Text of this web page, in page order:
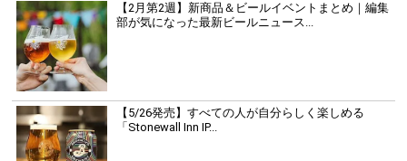
【2月第2週】新商品＆ビールイベントまとめ｜編集
部が気になった最新ビールニュース...
【5/26発売】すべての人が自分らしく楽しめる
「Stonewall Inn IP...